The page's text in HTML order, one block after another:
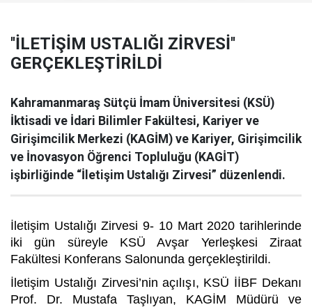
''İLETİŞİM USTALIĞI ZİRVESİ''
GERÇEKLEŞTİRİLDİ
Kahramanmaraş Sütçü İmam Üniversitesi (KSÜ)
İktisadi ve İdari Bilimler Fakültesi, Kariyer ve
Girişimcilik Merkezi (KAGİM) ve Kariyer, Girişimcilik
ve İnovasyon Öğrenci Topluluğu (KAGİT)
işbirliğinde “İletişim Ustalığı Zirvesi” düzenlendi.
İletişim Ustalığı Zirvesi 9- 10 Mart 2020 tarihlerinde
iki gün süreyle KSÜ Avşar Yerleşkesi Ziraat
Fakültesi Konferans Salonunda gerçekleştirildi.
İletişim Ustalığı Zirvesi’nin açılışı, KSÜ İİBF Dekanı
Prof. Dr. Mustafa Taşlıyan, KAGİM Müdürü ve